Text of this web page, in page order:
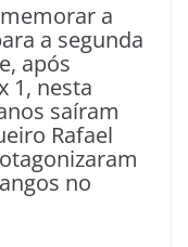
a
a segunda
após
1, nesta
saíram
Rafael
no